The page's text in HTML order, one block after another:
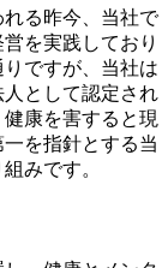
る昨今、当社で
を実践しており
ですが、当社は
人として認定され
康を害すると現
を指針とする当
みです。